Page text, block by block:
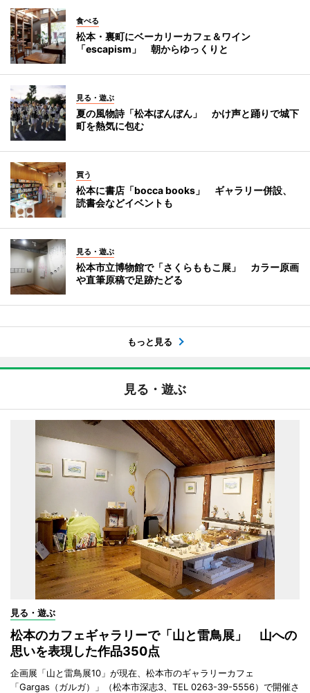
食べる
松本・裏町にベーカリーカフェ＆ワイン
「escapism」 朝からゆっくりと
見る・遊ぶ
夏の風物詩「松本ぼんぼん」 かけ声と踊りで城下
町を熱気に包む
買う
松本に書店「bocca books」 ギャラリー併設、
読書会などイベントも
見る・遊ぶ
松本市立博物館で「さくらももこ展」 カラー原画
や直筆原稿で足跡たどる
もっと見る
見る・遊ぶ
見る・遊ぶ
松本のカフェギャラリーで「山と雷鳥展」 山への
思いを表現した作品350点
企画展「山と雷鳥展10」が現在、松本市のギャラリーカフェ
「Gargas（ガルガ）」（松本市深志3、TEL 0263-39-5556）で開催さ